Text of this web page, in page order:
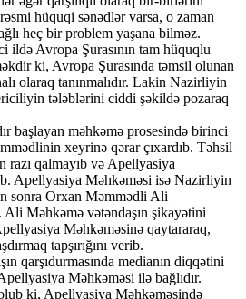
hüquqi sənədlər varsa, o zaman
heç bir problem yaşana bilməz.
ildə Avropa Şurasının tam hüquqlu
ki, Avropa Şurasında təmsil olunan
olaraq tanınmalıdır. Lakin Nazirliyin
tələblərini ciddi şəkildə pozaraq
başlayan məhkəmə prosesində birinci
xeyrinə qərar çıxardıb. Təhsil
razı qalmayıb və Apellyasiya
Apellyasiya Məhkəməsi isə Nazirliyin
sonra Orxan Məmmədli Ali
Məhkəmə vətəndaşın şikayətini
Məhkəməsinə qaytararaq,
tapşırığını verib.
qarşıdurmasında medianın diqqətini
Məhkəməsi ilə bağlıdır.
ki, Apellyasiya Məhkəməsində